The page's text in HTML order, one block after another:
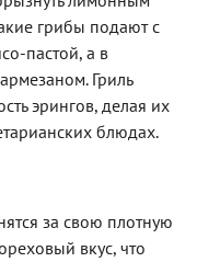
грибы подают с
пастой, а в
Гриль
эрингов, делая их
блюдах.
за свою плотную
вкус, что